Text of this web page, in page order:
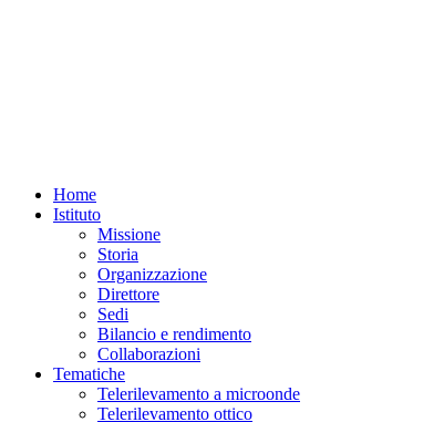
Home
Istituto
Missione
Storia
Organizzazione
Direttore
Sedi
Bilancio e rendimento
Collaborazioni
Tematiche
Telerilevamento a microonde
Telerilevamento ottico